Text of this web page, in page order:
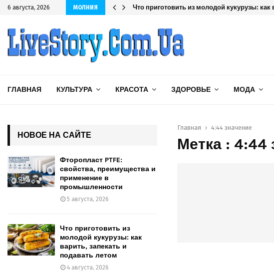
6 августа, 2026 МОЛНИЯ Что приготовить из молодой кукурузы: как
ГЛАВНАЯ КУЛЬТУРА КРАСОТА ЗДОРОВЬЕ МОДА
Главная 4:44 значение
Метка : 4:44
НОВОЕ НА САЙТЕ
Фторопласт PTFE:
свойства, преимущества и
применение в
промышленности
5 августа, 2026
Что приготовить из
молодой кукурузы: как
варить, запекать и
подавать летом
4 августа, 2026